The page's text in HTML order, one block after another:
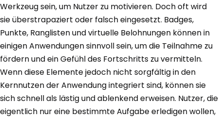
Werkzeug sein, um Nutzer zu motivieren. Doch oft wird
sie überstrapaziert oder falsch eingesetzt. Badges,
Punkte, Ranglisten und virtuelle Belohnungen können in
einigen Anwendungen sinnvoll sein, um die Teilnahme zu
fördern und ein Gefühl des Fortschritts zu vermitteln.
Wenn diese Elemente jedoch nicht sorgfältig in den
Kernnutzen der Anwendung integriert sind, können sie
sich schnell als lästig und ablenkend erweisen. Nutzer, die
eigentlich nur eine bestimmte Aufgabe erledigen wollen,